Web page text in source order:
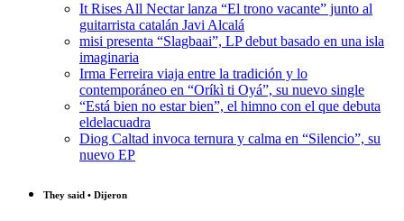
It Rises All Nectar lanza “El trono vacante” junto al
guitarrista catalán Javi Alcalá
misi presenta “Slagbaai”, LP debut basado en una isla
imaginaria
Irma Ferreira viaja entre la tradición y lo
contemporáneo en “Oríkì ti Oyá”, su nuevo single
“Está bien no estar bien”, el himno con el que debuta
eldelacuadra
Diog Caltad invoca ternura y calma en “Silencio”, su
nuevo EP
They said • Dijeron